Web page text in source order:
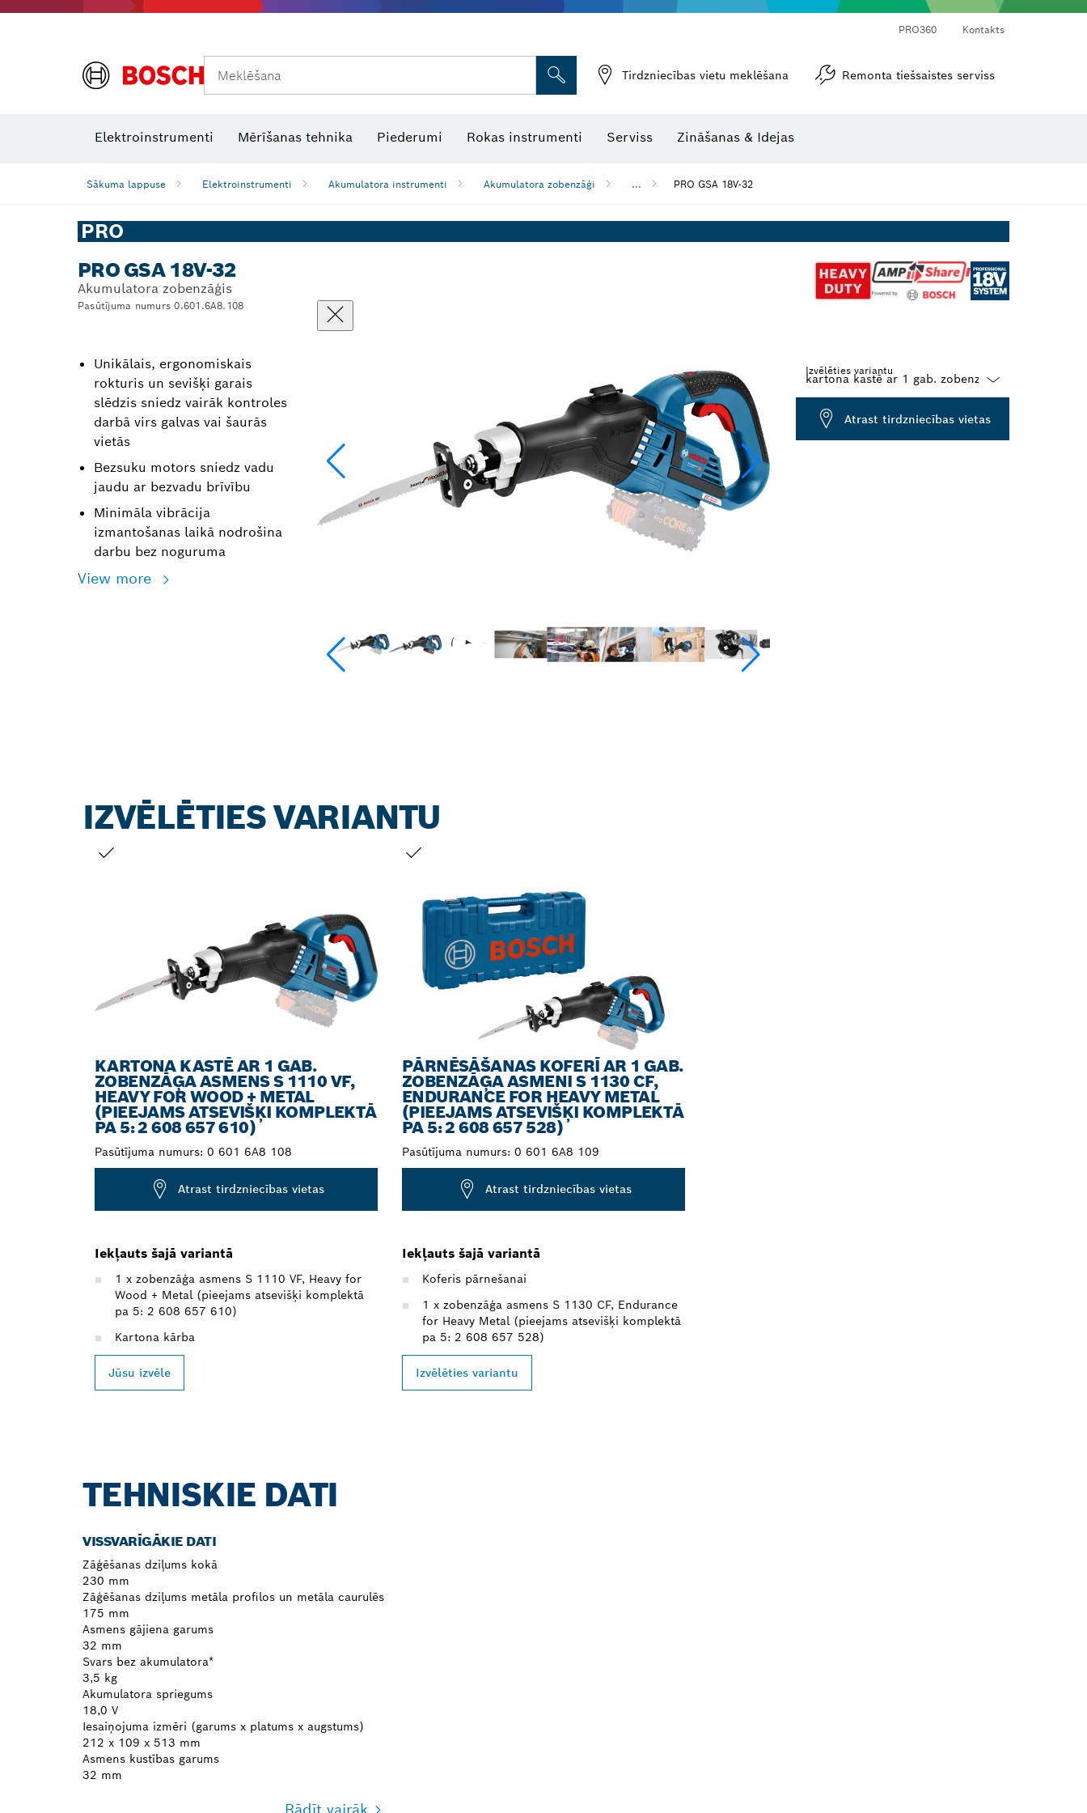
PRO360 Kontakts
Meklēšana Tirdzniecības vietu meklēšana Remonta tiešsaistes serviss
Elektroinstrumenti Mērīšanas tehnika Piederumi Rokas instrumenti Serviss Zināšanas & Idejas
Sākuma lappuse Elektroinstrumenti Akumulatora instrumenti Akumulatora zobenzāģi ... PRO GSA 18V-32
PRO
PRO GSA 18V-32
Akumulatora zobenzāģis
Pasūtījuma numurs 0.601.6A8.108
Unikālais, ergonomiskais
rokturis un sevišķi garais
slēdzis sniedz vairāk kontroles
darbā virs galvas vai šaurās
vietās
Bezsuku motors sniedz vadu
jaudu ar bezvadu brīvību
Minimāla vibrācija
izmantošanas laikā nodrošina
darbu bez noguruma
View more
Izvēlēties variantu
Dropdown
closed
Atrast tirdzniecības vietas
IZVĒLĒTIES VARIANTU
KARTONA KASTĒ AR 1 GAB.
ZOBENZĀĢA ASMENS S 1110 VF,
HEAVY FOR WOOD + METAL
(PIEEJAMS ATSEVIŠĶI KOMPLEKTĀ
PA 5: 2 608 657 610)
Pasūtījuma numurs: 0 601 6A8 108
Atrast tirdzniecības vietas
Iekļauts šajā variantā
1 x zobenzāģa asmens S 1110 VF, Heavy for
Wood + Metal (pieejams atsevišķi komplektā
pa 5: 2 608 657 610)
Kartona kārba
Jūsu izvēle
PĀRNĒSĀŠANAS KOFERĪ AR 1 GAB.
ZOBENZĀĢA ASMENI S 1130 CF,
ENDURANCE FOR HEAVY METAL
(PIEEJAMS ATSEVIŠĶI KOMPLEKTĀ
PA 5: 2 608 657 528)
Pasūtījuma numurs: 0 601 6A8 109
Atrast tirdzniecības vietas
Iekļauts šajā variantā
Koferis pārnešanai
1 x zobenzāģa asmens S 1130 CF, Endurance
for Heavy Metal (pieejams atsevišķi komplektā
pa 5: 2 608 657 528)
Izvēlēties variantu
TEHNISKIE DATI
VISSVARĪGĀKIE DATI
Zāģēšanas dziļums kokā
230 mm
Zāģēšanas dziļums metāla profilos un metāla caurulēs
175 mm
Asmens gājiena garums
32 mm
Svars bez akumulatora*
3,5 kg
Akumulatora spriegums
18,0 V
Iesaiņojuma izmēri (garums x platums x augstums)
212 x 109 x 513 mm
Asmens kustības garums
32 mm
Rādīt vairāk